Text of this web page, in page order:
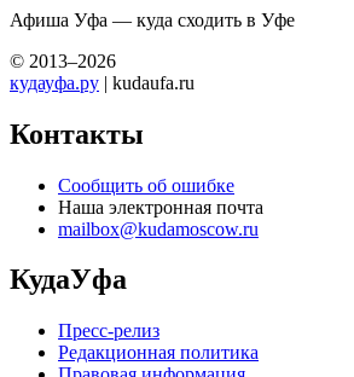
Афиша Уфа — куда сходить в Уфе
© 2013–2026
кудауфа.ру | kudaufa.ru
Контакты
Сообщить об ошибке
Наша электронная почта
mailbox@kudamoscow.ru
КудаУфа
Пресс-релиз
Редакционная политика